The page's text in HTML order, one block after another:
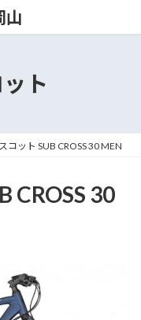
山
ト
コット SUB CROSS 30 MEN
CROSS 30